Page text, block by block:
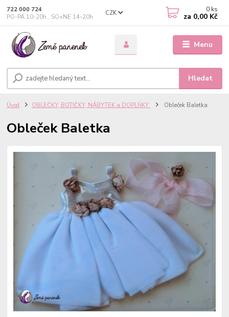
Menu
CZK
Hledat
722 000 724
PO-PÁ 10-20h., SO+NE 14-20h.
0 ks
za 0,00 Kč
Úvod OBLEČKY, BOTIČKY, NÁBYTEK a DOPLŇKY Obleček Baletka
Obleček Baletka